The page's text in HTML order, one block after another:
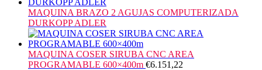
MAQUINA BRAZO 2 AGUJAS COMPUTERIZADA
DURKOPP ADLER
MAQUINA COSER SIRUBA CNC AREA
PROGRAMABLE 600×400m €6.151,22